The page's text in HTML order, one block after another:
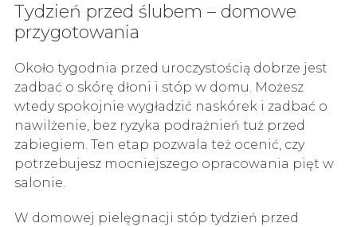
Tydzień przed ślubem – domowe
przygotowania
Około tygodnia przed uroczystością dobrze jest
zadbać o skórę dłoni i stóp w domu. Możesz
wtedy spokojnie wygładzić naskórek i zadbać o
nawilżenie, bez ryzyka podrażnień tuż przed
zabiegiem. Ten etap pozwala też ocenić, czy
potrzebujesz mocniejszego opracowania pięt w
salonie.
W domowej pielęgnacji stóp tydzień przed